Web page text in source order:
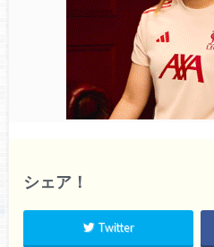
シェア！
Twitter